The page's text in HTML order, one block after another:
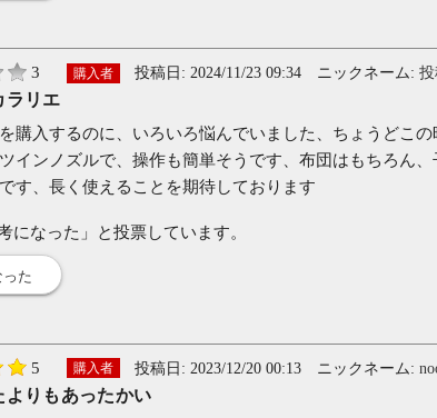
3 購入者 投稿日: 2024/11/23 09:34 ニックネーム:
ラリエ
購入するのに、いろいろ悩んでいました、ちょうどこ
インノズルで、操作も簡単そうです、布団はもちろん
す、長く使えることを期待しております
になった」と投票しています。
た
5 購入者 投稿日: 2023/12/20 00:13 ニックネーム:
よりもあったかい